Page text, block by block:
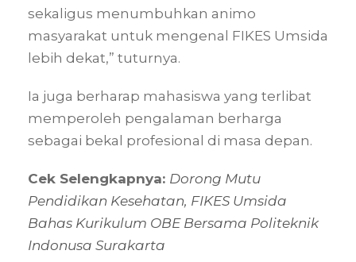
sekaligus menumbuhkan animo
masyarakat untuk mengenal FIKES Umsida
lebih dekat,” tuturnya.
Ia juga berharap mahasiswa yang terlibat
memperoleh pengalaman berharga
sebagai bekal profesional di masa depan.
Cek Selengkapnya: Dorong Mutu
Pendidikan Kesehatan, FIKES Umsida
Bahas Kurikulum OBE Bersama Politeknik
Indonusa Surakarta